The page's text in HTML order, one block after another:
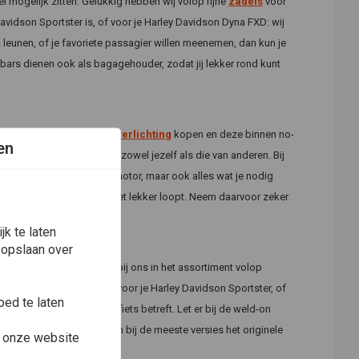
Sportster is, of voor je Harley Davidson Dyna FXD: wij
of je favoriete passagier willen meenemen, dan kun je
dienen ook als bagagehouder, zodat jij lekker rond kunt
LED-verlichting kopen en deze binnen no-
voor de veiligheid van zowel jezelf als die van anderen. Bij
je custom chopper motor, maar ook alles wat je nodig
van je verlichting niet lekker loopt. Neem daarvoor zeker
beu? Dan vind je bij ons in het assortiment volop
of kettingkast voor je Harley Davidson Sportster, of
wat jouw custom motorfiets betreft. Let er bij de weld-on
monteur, aangezien bij de meeste versies het originele
kan gaan.
te laten
over
te laten
onze website